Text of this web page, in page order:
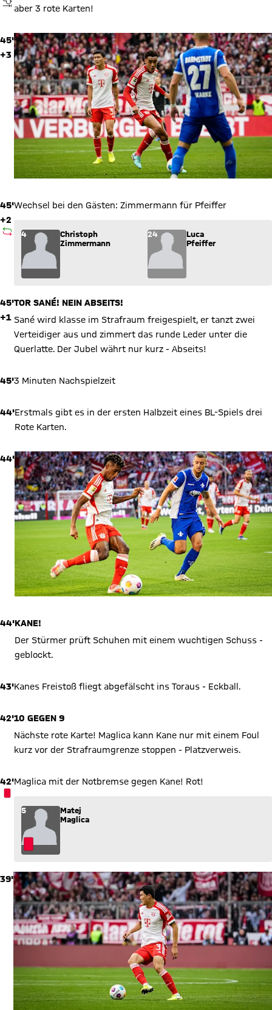
ABPFIFF
aber 3 rote Karten!
45'
+3
45'
+2
AUSWECHSLUNG
Wechsel bei den Gästen: Zimmermann für Pfeiffer
Wechsel: Christoph Zimmermann (4) kommt für Luca
4
Christoph
Zimmermann
24
Luca
Pfeiffer
45'
+1
TOR SANÉ! NEIN ABSEITS!
Sané wird klasse im Strafraum freigespielt, er tanzt zwei
Verteidiger aus und zimmert das runde Leder unter die
Querlatte. Der Jubel währt nur kurz - Abseits!
45'3 Minuten Nachspielzeit
44'Erstmals gibt es in der ersten Halbzeit eines BL-Spiels drei
Rote Karten.
44'
44'KANE!
Der Stürmer prüft Schuhen mit einem wuchtigen Schuss -
geblockt.
43'Kanes Freistoß fliegt abgefälscht ins Toraus - Eckball.
42'10 GEGEN 9
Nächste rote Karte! Maglica kann Kane nur mit einem Foul
kurz vor der Strafraumgrenze stoppen - Platzverweis.
42'
ROTE KARTE
Maglica mit der Notbremse gegen Kane! Rot!
5
Matej
Maglica
39'